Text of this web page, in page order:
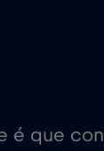
é que